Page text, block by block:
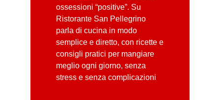
ossessioni “positive”. Su
Ristorante San Pellegrino
parla di cucina in modo
semplice e diretto, con ricette e
consigli pratici per mangiare
meglio ogni giorno, senza
stress e senza complicazioni